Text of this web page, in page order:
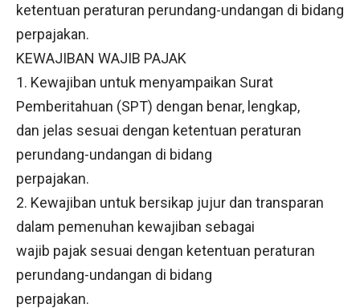
ketentuan peraturan perundang-undangan di bidang
perpajakan.
KEWAJIBAN WAJIB PAJAK
1. Kewajiban untuk menyampaikan Surat
Pemberitahuan (SPT) dengan benar, lengkap,
dan jelas sesuai dengan ketentuan peraturan
perundang-undangan di bidang
perpajakan.
2. Kewajiban untuk bersikap jujur dan transparan
dalam pemenuhan kewajiban sebagai
wajib pajak sesuai dengan ketentuan peraturan
perundang-undangan di bidang
perpajakan.